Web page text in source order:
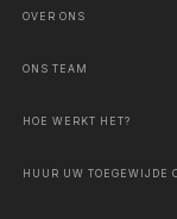
OVER ONS
ONS TEAM
HOE WERKT HET?
HUUR UW TOEGEWIJDE